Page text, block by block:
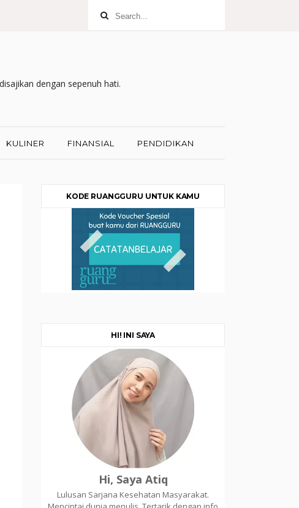
dengan sepenuh hati.
KULINER FINANSIAL PENDIDIKAN
KODE RUANGGURU UNTUK KAMU
HI! INI SAYA
Hi, Saya Atiq
Lulusan Sarjana Kesehatan Masyarakat.